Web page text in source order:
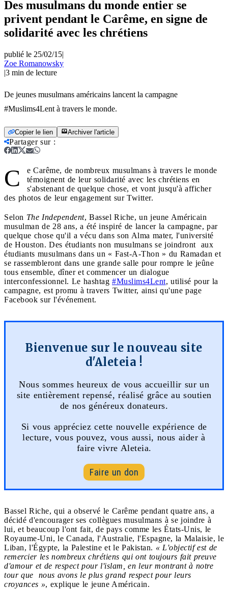
Des musulmans du monde entier se
privent pendant le Carême, en signe de
solidarité avec les chrétiens
publié le 25/02/15|
Zoe Romanowsky
|3 min de lecture
De jeunes musulmans américains lancent la campagne
#Muslims4Lent à travers le monde.
Copier le lien Archiver l'article
Partager sur:
C
e Carême, de nombreux musulmans à travers le monde
témoignent de leur solidarité avec les chrétiens en
s'abstenant de quelque chose, et vont jusqu'à afficher
des photos de leur engagement sur Twitter.
Selon The Independent, Bassel Riche, un jeune Américain
musulman de 28 ans, a été inspiré de lancer la campagne, par
quelque chose qu'il a vécu dans son Alma mater, l'université
de Houston. Des étudiants non musulmans se joindront aux
étudiants musulmans dans un « Fast-A-Thon » du Ramadan et
se rassembleront dans une grande salle pour rompre le jeûne
tous ensemble, dîner et commencer un dialogue
interconfessionnel. Le hashtag #Muslims4Lent, utilisé pour la
campagne, est promu à travers Twitter, ainsi qu'une page
Facebook sur l'événement.
Bienvenue sur le nouveau site
d'Aleteia !
Nous sommes heureux de vous accueillir sur un
site entièrement repensé, réalisé grâce au soutien
de nos généreux donateurs.
Si vous appréciez cette nouvelle expérience de
lecture, vous pouvez, vous aussi, nous aider à
faire vivre Aleteia.
Faire un don
Bassel Riche, qui a observé le Carême pendant quatre ans, a
décidé d'encourager ses collègues musulmans à se joindre à
lui, et beaucoup l'ont fait, de pays comme les États-Unis, le
Royaume-Uni, le Canada, l'Australie, l'Espagne, la Malaisie, le
Liban, l'Égypte, la Palestine et le Pakistan. « L'objectif est de
remercier les nombreux chrétiens qui ont toujours fait preuve
d'amour et de respect pour l'islam, en leur montrant à notre
tour que nous avons le plus grand respect pour leurs
croyances », explique le jeune Américain.